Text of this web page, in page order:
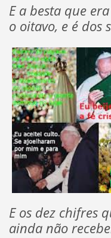
E a besta que
o oitavo, e é dos
E os dez chifres
ainda não